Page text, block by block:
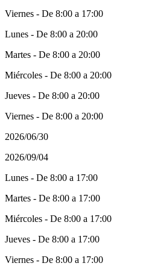
Viernes - De 8:00 a 17:00
Lunes - De 8:00 a 20:00
Martes - De 8:00 a 20:00
Miércoles - De 8:00 a 20:00
Jueves - De 8:00 a 20:00
Viernes - De 8:00 a 20:00
2026/06/30
2026/09/04
Lunes - De 8:00 a 17:00
Martes - De 8:00 a 17:00
Miércoles - De 8:00 a 17:00
Jueves - De 8:00 a 17:00
Viernes - De 8:00 a 17:00